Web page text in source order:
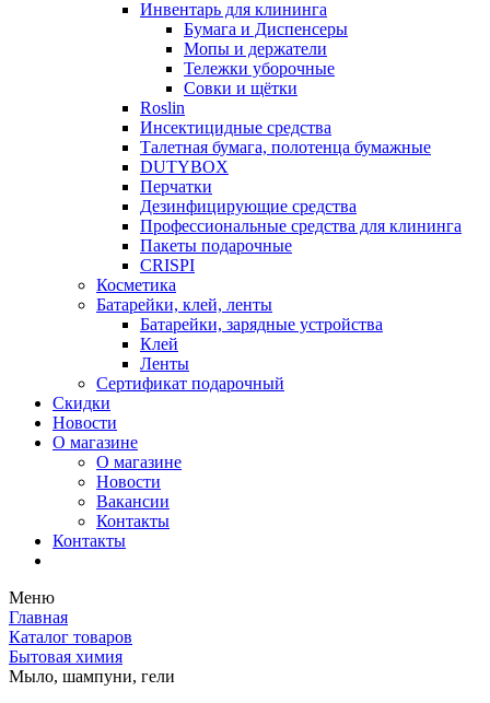
Инвентарь для клининга
Бумага и Диспенсеры
Мопы и держатели
Тележки уборочные
Совки и щётки
Roslin
Инсектицидные средства
Талетная бумага, полотенца бумажные
DUTYBOX
Перчатки
Дезинфицирующие средства
Профессиональные средства для клининга
Пакеты подарочные
CRISPI
Косметика
Батарейки, клей, ленты
Батарейки, зарядные устройства
Клей
Ленты
Сертификат подарочный
Скидки
Новости
О магазине
О магазине
Новости
Вакансии
Контакты
Контакты
Меню
Главная
Каталог товаров
Бытовая химия
Мыло, шампуни, гели